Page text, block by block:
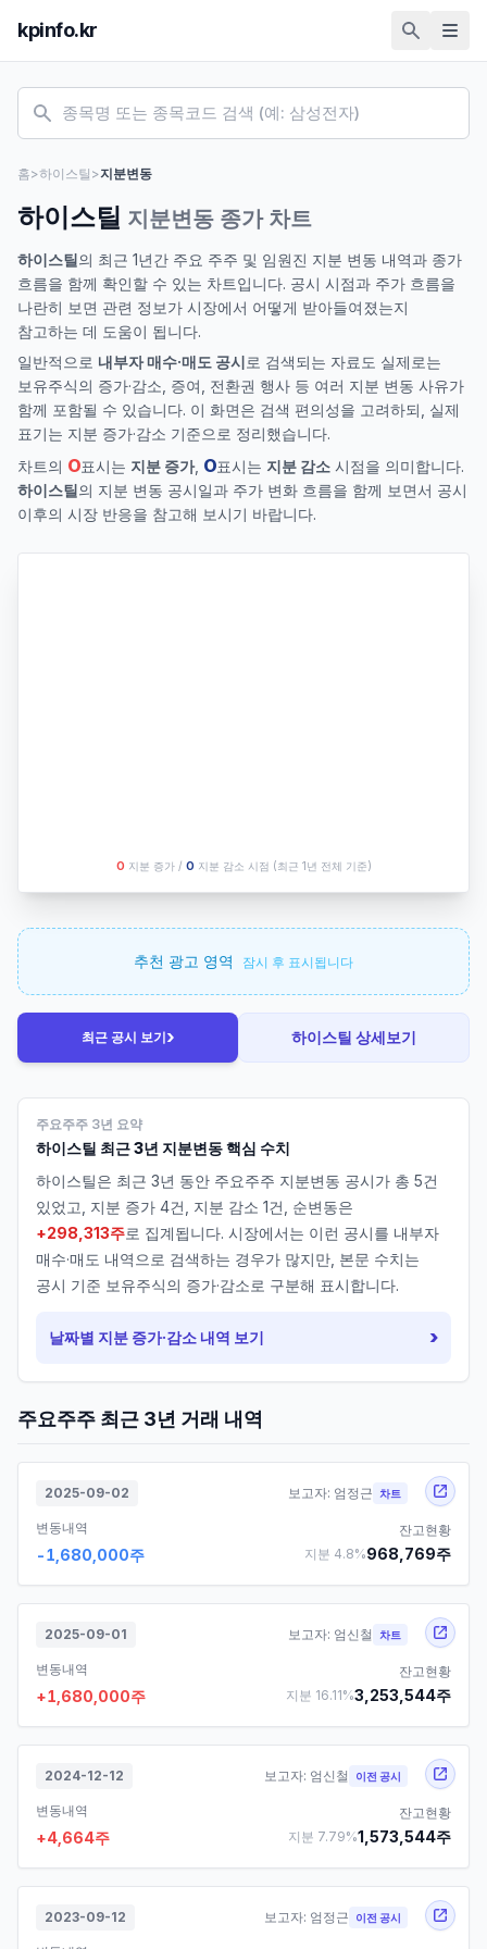
kpinfo.kr
홈>하이스틸 >지분변동
하이스틸 지분변동 종가 차트
하이스틸의 최근 1년간 주요 주주 및 임원진 지분 변동 내역과 종가
흐름을 함께 확인할 수 있는 차트입니다. 공시 시점과 주가 흐름을
나란히 보면 관련 정보가 시장에서 어떻게 받아들여졌는지
참고하는 데 도움이 됩니다.
일반적으로 내부자 매수·매도 공시로 검색되는 자료도 실제로는
보유주식의 증가·감소, 증여, 전환권 행사 등 여러 지분 변동 사유가
함께 포함될 수 있습니다. 이 화면은 검색 편의성을 고려하되, 실제
표기는 지분 증가·감소 기준으로 정리했습니다.
차트의 O표시는 지분 증가, O표시는 지분 감소 시점을 의미합니다.
하이스틸의 지분 변동 공시일과 주가 변화 흐름을 함께 보면서 공시
이후의 시장 반응을 참고해 보시기 바랍니다.
O 지분 증가 / O 지분 감소 시점 (최근 1년 전체 기준)
추천 광고 영역 잠시 후 표시됩니다
최근 공시 보기› 하이스틸 상세보기
주요주주 3년 요약
하이스틸 최근 3년 지분변동 핵심 수치
하이스틸은 최근 3년 동안 주요주주 지분변동 공시가 총 5건
있었고, 지분 증가 4건, 지분 감소 1건, 순변동은
+298,313주로 집계됩니다. 시장에서는 이런 공시를 내부자
매수·매도 내역으로 검색하는 경우가 많지만, 본문 수치는
공시 기준 보유주식의 증가·감소로 구분해 표시합니다.
날짜별 지분 증가·감소 내역 보기 ›
주요주주 최근 3년 거래 내역
2025-09-02 보고자: 엄정근 차트
변동내역
-1,680,000주
잔고현황
지분 4.8%968,769주
2025-09-01 보고자: 엄신철 차트
변동내역
+1,680,000주
잔고현황
지분 16.11%3,253,544주
2024-12-12 보고자: 엄신철 이전 공시
변동내역
+4,664주
잔고현황
지분 7.79%1,573,544주
2023-09-12 보고자: 엄정근 이전 공시